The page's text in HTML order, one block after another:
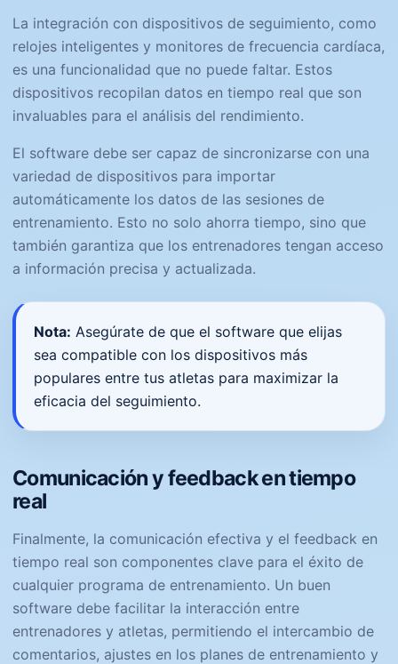
La integración con dispositivos de seguimiento, como
relojes inteligentes y monitores de frecuencia cardíaca,
es una funcionalidad que no puede faltar. Estos
dispositivos recopilan datos en tiempo real que son
invaluables para el análisis del rendimiento.
El software debe ser capaz de sincronizarse con una
variedad de dispositivos para importar
automáticamente los datos de las sesiones de
entrenamiento. Esto no solo ahorra tiempo, sino que
también garantiza que los entrenadores tengan acceso
a información precisa y actualizada.
Nota: Asegúrate de que el software que elijas
sea compatible con los dispositivos más
populares entre tus atletas para maximizar la
eficacia del seguimiento.
Comunicación y feedback en tiempo
real
Finalmente, la comunicación efectiva y el feedback en
tiempo real son componentes clave para el éxito de
cualquier programa de entrenamiento. Un buen
software debe facilitar la interacción entre
entrenadores y atletas, permitiendo el intercambio de
comentarios, ajustes en los planes de entrenamiento y